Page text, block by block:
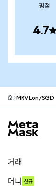
평점
4.7
MRVLon/SGD
거래
머니 신규